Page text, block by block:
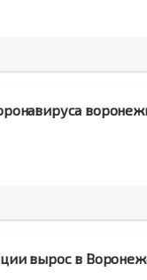
вырос в